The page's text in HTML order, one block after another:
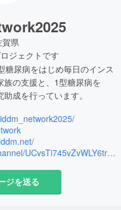
賀県
ジェクトです
糖尿病をはじめ毎日のインス
族の支援と、1型糖尿病を
成を行っています。
https://www.youtube.com/channel/UCvsTi745vZvWLY6trXAScEQ
ジを送る